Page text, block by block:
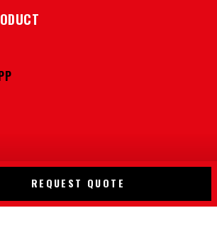
REQUEST QUOTE